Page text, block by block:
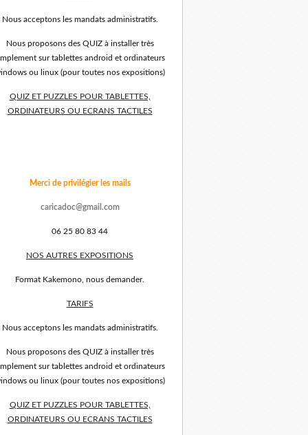
Nous acceptons les mandats administratifs.
Nous proposons des QUIZ à installer très
sur tablettes android et ordinateurs
ou linux (pour toutes nos expositions)
QUIZ ET PUZZLES POUR TABLETTES,
ORDINATEURS OU ECRANS TACTILES
Merci de privilégier les mails
caricadoc@gmail.com
06 25 80 83 44
NOS AUTRES EXPOSITIONS
Format Kakemono, nous demander.
TARIFS
Nous acceptons les mandats administratifs.
Nous proposons des QUIZ à installer très
sur tablettes android et ordinateurs
ou linux (pour toutes nos expositions)
QUIZ ET PUZZLES POUR TABLETTES,
ORDINATEURS OU ECRANS TACTILES